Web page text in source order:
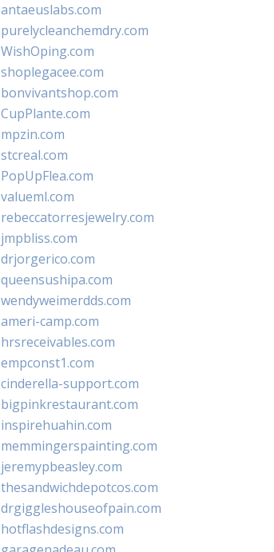
antaeuslabs.com
purelycleanchemdry.com
WishOping.com
shoplegacee.com
bonvivantshop.com
CupPlante.com
mpzin.com
stcreal.com
PopUpFlea.com
valueml.com
rebeccatorresjewelry.com
jmpbliss.com
drjorgerico.com
queensushipa.com
wendyweimerdds.com
ameri-camp.com
hrsreceivables.com
empconst1.com
cinderella-support.com
bigpinkrestaurant.com
inspirehuahin.com
memmingerspainting.com
jeremypbeasley.com
thesandwichdepotcos.com
drgiggleshouseofpain.com
hotflashdesigns.com